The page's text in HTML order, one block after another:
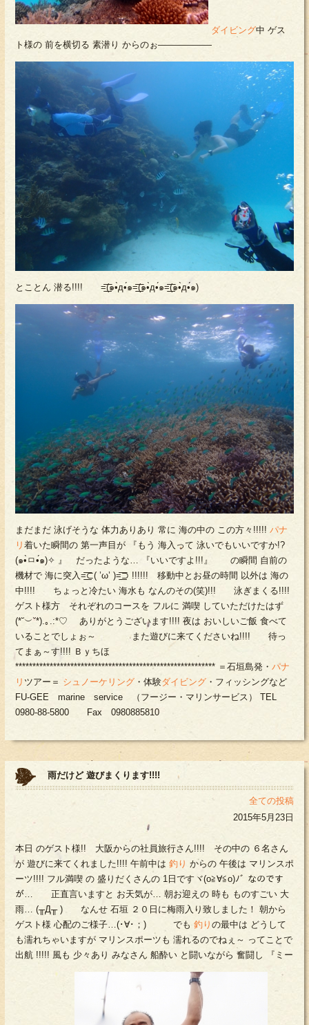
ダイビング中 ゲス
ト様の 前を横切る 素潜り からのぉ――――――
とことん 潜る!!!! =͟͟͞͞(๑•̀д•́๑=͟͟͞͞(๑•̀д•́๑=͟͟͞͞(๑•̀д•́๑)
まだまだ 泳げそうな 体力ありあり 常に 海の中の この方々!!!!! パナ
リ 着いた瞬間の 第一声目が 『もう 海入って 泳いでもいいですか!?
(๑•̀ㅁ•́๑)✧ 』 だったような… 『いいですよ!!!』 の瞬間 自前の
機材で 海に突入=͟͟͞͞⊂( ’ω’ )=͟͟͞͞⊃ !!!!!! 移動中とお昼の時間 以外は 海の
中!!!! ちょっと冷たい 海水も なんのその(笑)!!! 泳ぎまくる!!!!
ゲスト様方 それぞれのコースを フルに 満喫 していただけたはず
(*˘︶˘*).｡.:*♡ ありがとうございます!!!! 夜は おいしいご飯 食べて
いることでしょぉ～ また遊びに来てくださいね!!!! 待っ
てまぁ～す!!!! Ｂｙちほ
********************************************************** ＝石垣島発・ パナ
リ ツアー＝ シュノーケリング ・体験ダイビング ・フィッシングなど
FU-GEE marine service （フージー・マリンサービス） TEL
0980-88-5800 Fax 0980885810
雨だけど 遊びまくります!!!!
全ての投稿
2015年5月23日
本日 のゲスト様!! 大阪からの社員旅行さん!!!! その中の ６名さん
が 遊びに来てくれました!!!! 午前中は 釣り からの 午後は マリンスポ
ーツ!!!! フル満喫 の 盛りだくさんの 1日ですヾ(o≧∀≦o)ﾉﾞ なのです
が… 正直言いますと お天気が… 朝お迎えの 時も ものすごい 大
雨… (╥Д╥ ) なんせ 石垣 ２０日に梅雨入り致しました！ 朝から
ゲスト様 心配のご様子…(･∀･；) でも 釣り の最中は どうして
も濡れちゃいますが マリンスポーツも 濡れるのでねぇ～ ってことで
出航 !!!!! 風も 少々あり みなさん 船酔い と闘いながら 奮闘し 『ミー